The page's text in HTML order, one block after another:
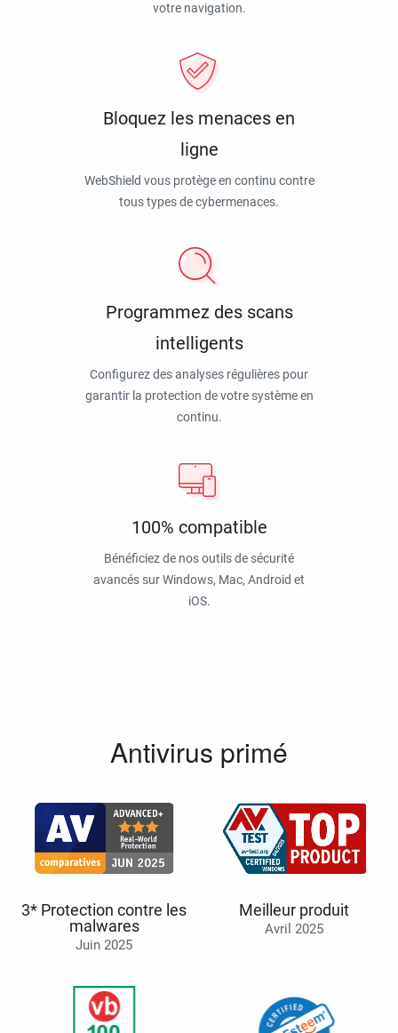
votre navigation.
Bloquez les menaces en
ligne
WebShield vous protège en continu contre
tous types de cybermenaces.
Programmez des scans
intelligents
Configurez des analyses régulières pour
garantir la protection de votre système en
continu.
100% compatible
Bénéficiez de nos outils de sécurité
avancés sur Windows, Mac, Android et
iOS.
Antivirus primé
3* Protection contre les
malwares
Juin 2025
Meilleur produit
Avril 2025